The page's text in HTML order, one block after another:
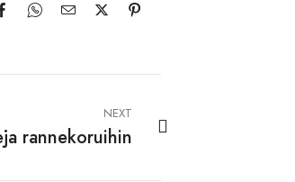
NEXT
rannekoruihin